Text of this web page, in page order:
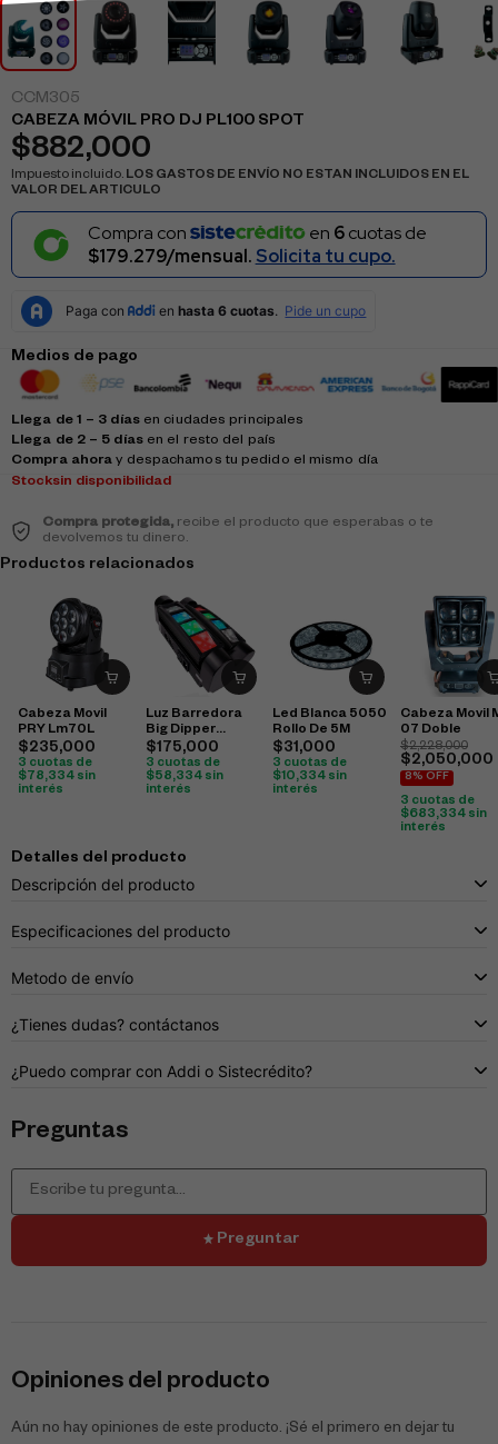
CCM305
CABEZA MÓVIL PRO DJ PL100 SPOT
$882,000
Impuesto incluido. LOS GASTOS DE ENVÍO NO ESTAN INCLUIDOS EN EL
VALOR DEL ARTICULO
Compra con en 6cuotas de
$179.279/mensual. Solicita tu cupo.
Medios de pago
Llega de 1 – 3 díasen ciudades principales
Llega de 2 – 5 díasen el resto del país
Compra ahora y despachamos tu pedido el mismo día
Stocksin disponibilidad
Compra protegida,recibe el producto que esperabas o te
devolvemos tu dinero.
Productos relacionados
Cabeza Movil
PRY Lm70L
$235,000
3 cuotas de
$ 78,334 sin
interés
Luz Barredora
Big Dipper
Lm30A
$175,000
3 cuotas de
$58,334sin
interés
Led Blanca 5050
Rollo De 5M
$31,000
3 cuotas de
$10,334 sin
interés
Cabeza Movil
07 Doble
$2,228,000
$2,050,000
8% OFF
3 cuotas de
$683,334sin
interés
Detalles del producto
Descripción del producto
Especificaciones del producto
Metodo de envío
¿Tienes dudas? contáctanos
¿Puedo comprar con Addi o Sistecrédito?
Preguntas
Preguntar
Opiniones del producto
Aún no hay opiniones de este producto. ¡Sé el primero en dejar tu